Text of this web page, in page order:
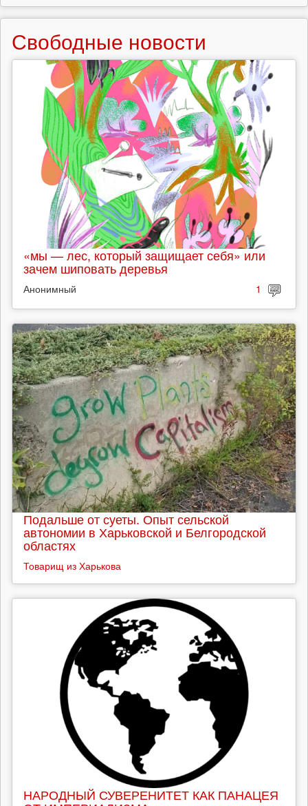
Свободные новости
«мы — лес, который защищает себя» или
зачем шиповать деревья
Анонимный 1
Подальше от суеты. Опыт сельской
автономии в Харьковской и Белгородской
областях
Товарищ из Харькова
НАРОДНЫЙ СУВЕРЕНИТЕТ КАК ПАНАЦЕЯ